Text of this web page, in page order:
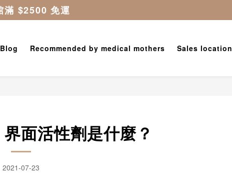
Blog Recommended by medical mothers Sales location
界面活性劑是什麼？
2021-07-23